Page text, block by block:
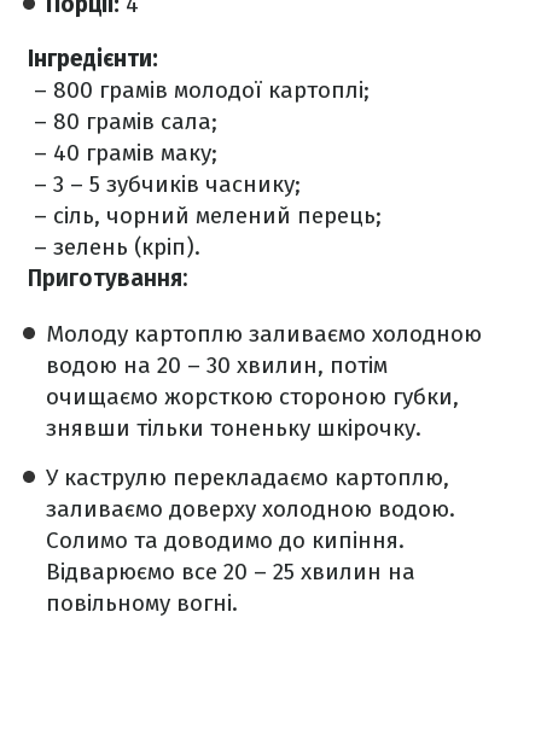
Інгредієнти:
– 800 грамів молодої картоплі;
– 80 грамів сала;
– 40 грамів маку;
– 3 – 5 зубчиків часнику;
– сіль, чорний мелений перець;
– зелень (кріп).
Приготування:
Молоду картоплю заливаємо холодною
водою на 20 – 30 хвилин, потім
очищаємо жорсткою стороною губки,
знявши тільки тоненьку шкірочку.
У каструлю перекладаємо картоплю,
заливаємо доверху холодною водою.
Солимо та доводимо до кипіння.
Відварюємо все 20 – 25 хвилин на
повільному вогні.